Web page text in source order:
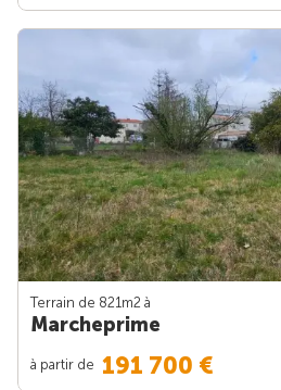
Terrain de 821m2 à
Marcheprime
à partir de 191 700 €